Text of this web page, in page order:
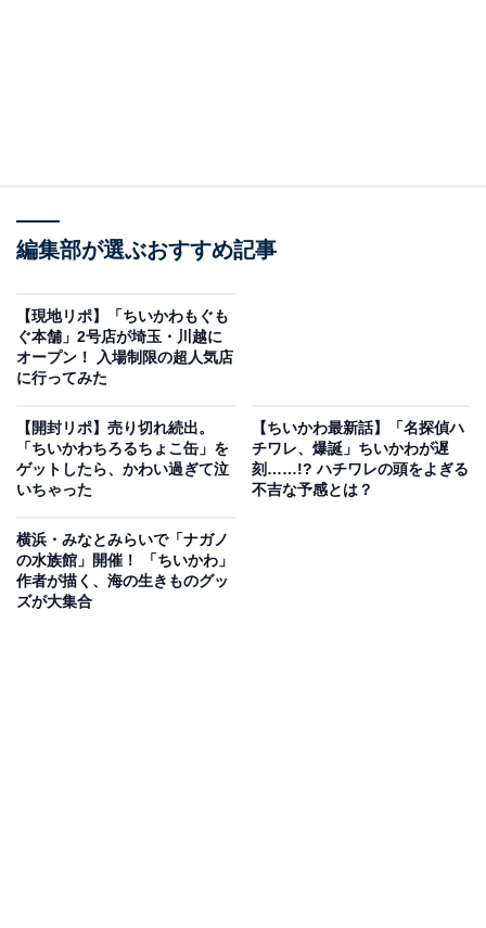
おしゃれなレストランフロアの中、ひときわ目立つ黄色い看板
ハチマキを巻いたちいかわと、「ちいかわラーメン 豚」
の文字。ちいかわ初心者な編集部メンバーも、視界に入
れば思わず立ち止まるほどの存在感です。
編集部が選ぶおすすめ記事
【現地リポ】「ちいかわもぐも
ぐ本舗」2号店が埼玉・川越に
オープン！ 入場制限の超人気店
に行ってみた
【開封リポ】売り切れ続出。
「ちいかわちろるちょこ缶」を
ゲットしたら、かわい過ぎて泣
いちゃった
【ちいかわ最新話】「名探偵ハ
チワレ、爆誕」ちいかわが遅
刻……!? ハチワレの頭をよぎる
不吉な予感とは？
横浜・みなとみらいで「ナガノ
の水族館」開催！ 「ちいかわ」
作者が描く、海の生きものグッ
ズが大集合